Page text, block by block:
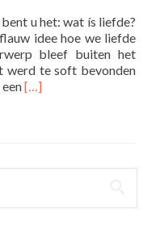
het: wat ís liefde?
idee hoe we liefde
bleef buiten het
werd te soft bevonden
Lees
Johnson
[…]